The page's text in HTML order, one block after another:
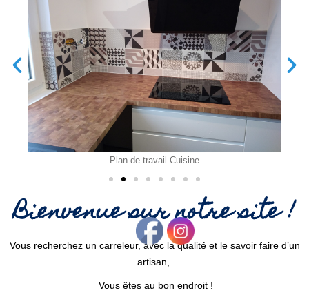
Plan de travail Cuisine
Bienvenue sur notre site !
Vous recherchez un carreleur,avec la qualité et le savoir faire d’un
artisan,
Vous êtes au bon endroit !